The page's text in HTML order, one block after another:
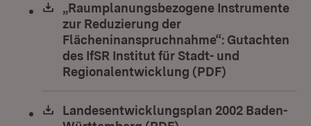
Download:
„Raumplanungsbezogene Instrumente
zur Reduzierung der
Flächeninanspruchnahme“: Gutachten
des IfSR Institut für Stadt- und
Regionalentwicklung (PDF)
Download:
Landesentwicklungsplan 2002 Baden-